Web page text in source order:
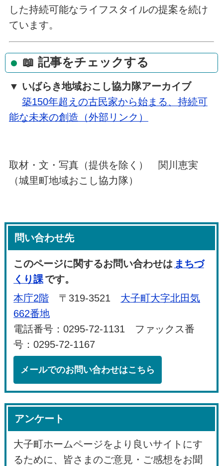
した持続可能なライフスタイルの提案を続け
ています。
📖 記事をチェックする
▼ いばらき地域おこし協力隊アーカイブ
築150年超えの古民家から始まる、持続可
能な未来の創造（外部リンク）
取材・文・写真（提供を除く） 関川恵実
（城里町地域おこし協力隊）
問い合わせ先
このページに関するお問い合わせは まちづ
くり課です。
本庁2階 〒319-3521 大子町大字北田気
662番地
電話番号：0295-72-1131 ファックス番
号：0295-72-1167
メールでのお問い合わせはこちら
アンケート
大子町ホームページをより良いサイトにす
るために、皆さまのご意見・ご感想をお聞